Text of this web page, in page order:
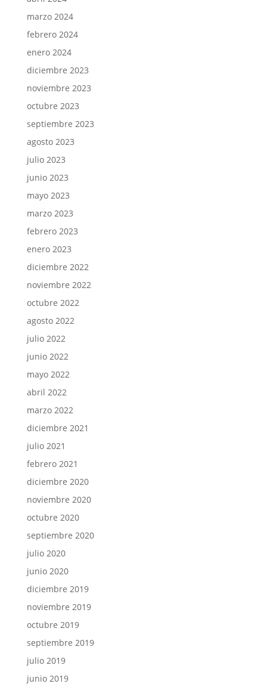
marzo 2024
febrero 2024
enero 2024
diciembre 2023
noviembre 2023
octubre 2023
septiembre 2023
agosto 2023
julio 2023
junio 2023
mayo 2023
marzo 2023
febrero 2023
enero 2023
diciembre 2022
noviembre 2022
octubre 2022
agosto 2022
julio 2022
junio 2022
mayo 2022
abril 2022
marzo 2022
diciembre 2021
julio 2021
febrero 2021
diciembre 2020
noviembre 2020
octubre 2020
septiembre 2020
julio 2020
junio 2020
diciembre 2019
noviembre 2019
octubre 2019
septiembre 2019
julio 2019
junio 2019